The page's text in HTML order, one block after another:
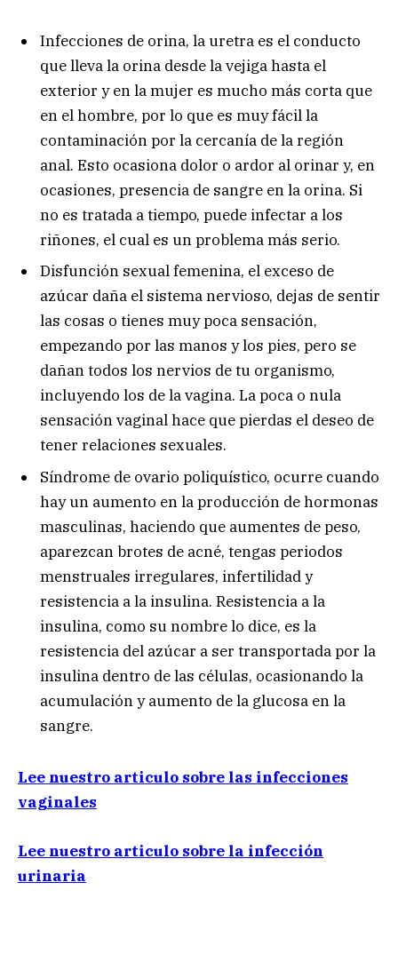
Infecciones de orina, la uretra es el conducto
que lleva la orina desde la vejiga hasta el
exterior y en la mujer es mucho más corta que
en el hombre, por lo que es muy fácil la
contaminación por la cercanía de la región
anal. Esto ocasiona dolor o ardor al orinar y, en
ocasiones, presencia de sangre en la orina. Si
no es tratada a tiempo, puede infectar a los
riñones, el cual es un problema más serio.
Disfunción sexual femenina, el exceso de
azúcar daña el sistema nervioso, dejas de sentir
las cosas o tienes muy poca sensación,
empezando por las manos y los pies, pero se
dañan todos los nervios de tu organismo,
incluyendo los de la vagina. La poca o nula
sensación vaginal hace que pierdas el deseo de
tener relaciones sexuales.
Síndrome de ovario poliquístico, ocurre cuando
hay un aumento en la producción de hormonas
masculinas, haciendo que aumentes de peso,
aparezcan brotes de acné, tengas periodos
menstruales irregulares, infertilidad y
resistencia a la insulina. Resistencia a la
insulina, como su nombre lo dice, es la
resistencia del azúcar a ser transportada por la
insulina dentro de las células, ocasionando la
acumulación y aumento de la glucosa en la
sangre.
Lee nuestro articulo sobre las infecciones
vaginales
Lee nuestro articulo sobre la infección
urinaria